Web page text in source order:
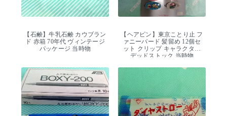
【石鹸】牛乳石鹸 カウブラン
ド 赤箱 70年代 ヴィンテージ
パッケージ 当時物
【ヘアピン】東京ことり止 フ
ァニーバード 髪留め 12個セ
ット クリップ キャラクター
デッドストック 当時物